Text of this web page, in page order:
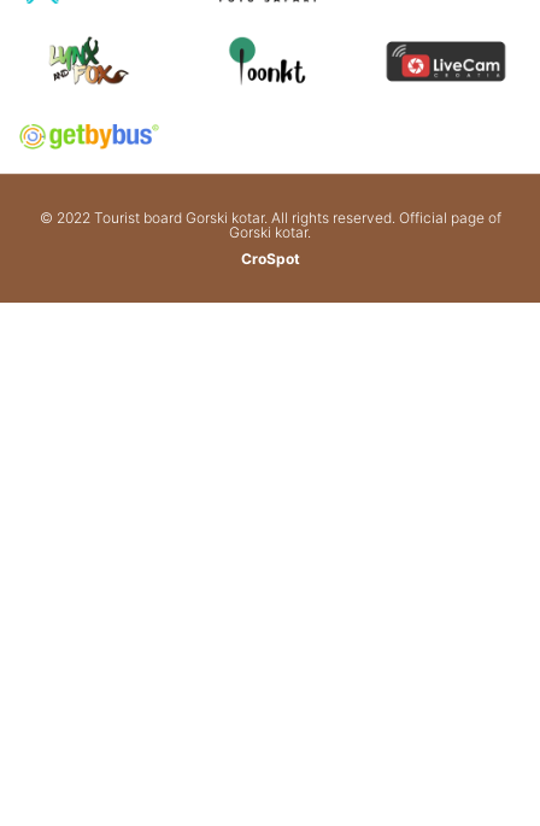
© 2022 Tourist board Gorski kotar. All rights reserved. Official page of
Gorski kotar.
CroSpot